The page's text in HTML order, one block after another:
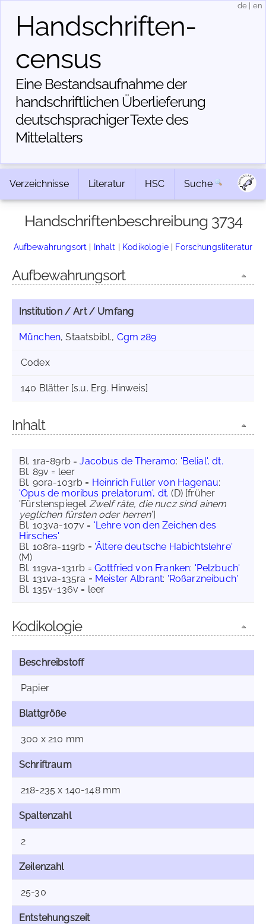
Handschriften­
census
Eine Bestandsaufnahme der
handschriftlichen Über­lieferung
deutschsprachiger Texte des
Mittelalters
de en
Verzeichnisse Literatur HSC Suche
Handschriftenbeschreibung 3734
Aufbewahrungsort | Inhalt | Kodikologie| Forschungsliteratur
Aufbewahrungsort
Institution / Art / Umfang
München, Staatsbibl., Cgm 289
Codex
140 Blätter [s.u. Erg. Hinweis]
Inhalt
Bl. 1ra-89rb =Jacobus de Theramo: 'Belial', dt.
Bl. 89v = leer
Bl. 90ra-103rb = Heinrich Fuller von Hagenau:
'Opus de moribus prelatorum', dt. (D) [früher
'Fürstenspiegel Zwelf räte, die nucz sind ainem
yeglichen fürsten oder herren']
Bl. 103va-107v = 'Lehre von den Zeichen des
Hirsches'
Bl. 108ra-119rb = 'Ältere deutsche Habichtslehre'
(M)
Bl. 119va-131rb = Gottfried von Franken: 'Pelzbuch'
Bl. 131va-135ra = Meister Albrant: 'Roßarzneibuch'
Bl. 135v-136v = leer
Kodikologie
Beschreibstoff
Papier
Blattgröße
300 x 210 mm
Schriftraum
218-235 x 140-148 mm
Spaltenzahl
2
Zeilenzahl
25-30
Entstehungszeit